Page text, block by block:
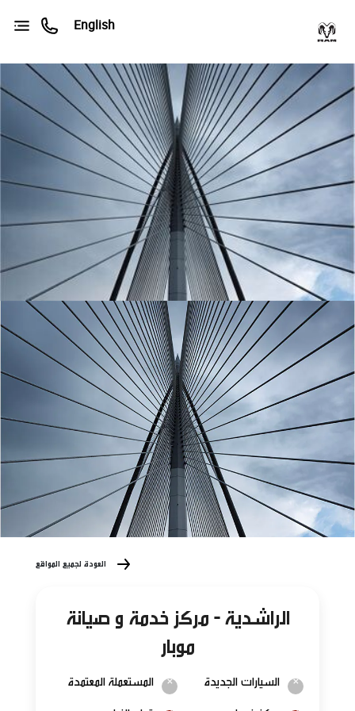
English
الراشدية - مركز خدمة و صيانة
موبار
العودة لجميع المواقع
السيارات الجديدة
المستعملة المعتمدة